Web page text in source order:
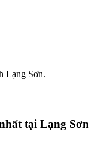
Lạng Sơn.
tại Lạng Sơn